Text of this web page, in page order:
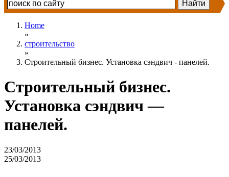
Home
»
строительство
»
Строительный бизнес. Установка сэндвич - панелей.
Строительный бизнес.
Установка сэндвич —
панелей.
23/03/2013
25/03/2013